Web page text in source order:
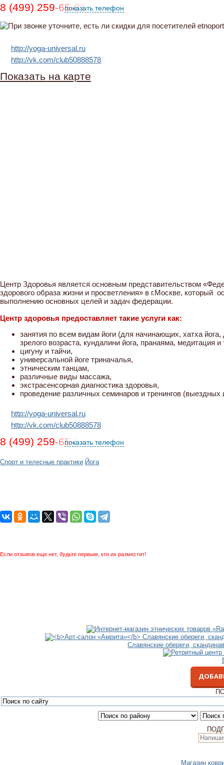
8 (499) 259-65-81показать телефон
http://yoga-universal.ru
http://vk.com/club50888578
Показать на карте
Центр Здоровья является основным представительством
здорового образа жизни и просветления» в г.Москве, который
выполнению основных целей и задач федерации.
Центр здоровья предоставляет такие услуги как:
занятия по всем видам йоги (для начинающих, хатха
зрелого возраста, кундалини йога, пранаяма, медитация и
цигуну и тайчи,
универсальной йоге триначалья,
этническим танцам,
различные виды массажа,
экстрасенсорная диагностика здоровья,
проведение различных семинаров и тренингов
http://yoga-universal.ru
http://vk.com/club50888578
8 (499) 259-65-81показать телефон
Спорт и телесные практики Йога
Если отзывов еще нет, будьте первым, кто их разместит!
Славянские обереги,
Магазин